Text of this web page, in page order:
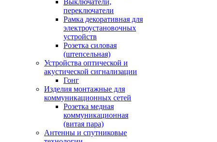
Выключатели,
переключатели
Рамка декоративная для
электроустановочных
устройств
Розетка силовая
(штепсельная)
Устройства оптической и
акустической сигнализации
Гонг
Изделия монтажные для
коммуникационных сетей
Розетка медная
коммуникационная
(витая пара)
Антенны и спутниковые